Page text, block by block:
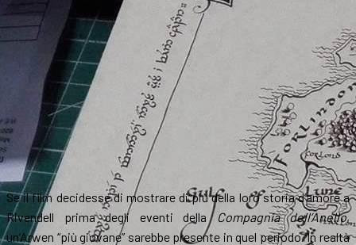
Se il film decidesse di mostrare di più della loro storia d’amore a
Rivendell prima degli eventi della Compagnia dell’Anello,
un’Arwen “più giovane” sarebbe presente in quel periodo. In realtà